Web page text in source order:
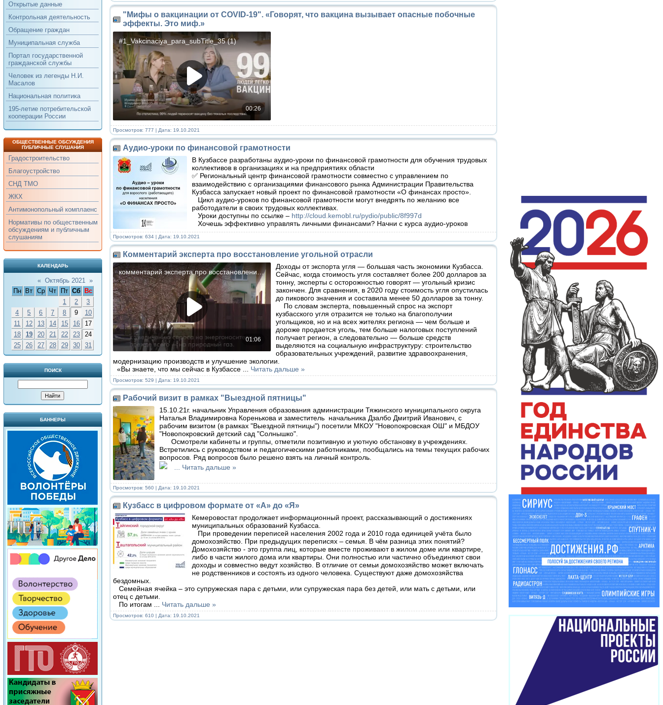
Открытые данные
Контрольная деятельность
Обращение граждан
Муниципальная служба
Портал государственной
гражданской службы
Человек из легенды Н.И.
Масалов
Национальная политика
195-летие потребительской
кооперации России
ОБЩЕСТВЕННЫЕ ОБСУЖДЕНИЯ
ПУБЛИЧНЫЕ СЛУШАНИЯ
Градостроительство
Благоустройство
СНД ТМО
ЖКХ
Антимонопольный комплаенс
Нормативы по общественным
обсуждениям и публичным
слушаниям
КАЛЕНДАРЬ
« Октябрь 2021 »
Пн
Вт Ср Чт Пт Сб
Вс
1
2
3
4
5 6 7 8 9
10
11
12 13 14 15 16
17
18
19 20 21 22 23
24
25
26 27 28 29 30 31
ПОИСК
БАННЕРЫ
"Мифы о вакцинации от COVID-19". «Говорят, что вакцина вызывает опасные побочные
эффекты. Это миф.»
Просмотров: 777 | Дата: 19.10.2021
Аудио-уроки по финансовой грамотности
В Кузбассе разработаны аудио-уроки по финансовой грамотности для обучения трудовых
коллективов в организациях и на предприятиях области
✅ Региональный центр финансовой грамотности совместно с управлением по
взаимодействию с организациями финансового рынка Администрации Правительства
Кузбасса запускает новый проект по финансовой грамотности «О финансах просто».
Цикл аудио-уроков по финансовой грамотности могут внедрять по желанию все
работодатели в своих трудовых коллективах.
Уроки доступны по ссылке – http://cloud.kemobl.ru/pydio/public/8f997d
Хочешь эффективно управлять личными финансами? Начни с курса аудио-уроков
Просмотров: 634 | Дата: 19.10.2021
Комментарий эксперта про восстановление угольной отрасли
Доходы от экспорта угля — большая часть экономики Кузбасса.
Сейчас, когда стоимость угля составляет более 200 долларов за
тонну, эксперты с осторожностью говорят — угольный кризис
закончен. Для сравнения, в 2020 году стоимость угля опустилась
до пикового значения и составила менее 50 долларов за тонну.
По словам эксперта, повышенный спрос на экспорт
кузбасского угля отразится не только на благополучии
угольщиков, но и на всех жителях региона — чем больше и
дороже продается уголь, тем больше налоговых поступлений
получает регион, а следовательно — больше средств
выделяются на социальную инфраструктуру: строительство
образовательных учреждений, развитие здравоохранения,
модернизацию производств и улучшение экологии.
«Вы знаете, что мы сейчас в Кузбассе
Читать дальше »
Просмотров: 529 | Дата: 19.10.2021
Рабочий визит в рамках "Выездной пятницы"
15.10.21г. начальник Управления образования администрации Тяжинского муниципального округа
Наталья Владимировна Коренькова и заместитель начальника Дзалбо Дмитрий Иванович, с
рабочим визитом (в рамках "Выездной пятницы") посетили МКОУ "Новопокровская ОШ" и МБДОУ
"Новопокровский детский сад "Солнышко".
Осмотрели кабинеты и группы, отметили позитивную и уютную обстановку в учреждениях.
Встретились с руководством и педагогическими работниками, пообщались на темы текущих рабочих
вопросов. Ряд вопросов было решено взять на личный контроль.
Читать дальше »
Просмотров: 560 | Дата: 19.10.2021
Кузбасс в цифровом формате от «А» до «Я»
Кемеровостат продолжает информационный проект, рассказывающий о достижениях
муниципальных образований Кузбасса.
При проведении переписей населения 2002 года и 2010 года единицей учёта было
домохозяйство. При предыдущих переписях – семья. В чём разница этих понятий?
Домохозяйство - это группа лиц, которые вместе проживают в жилом доме или квартире,
либо в части жилого дома или квартиры. Они полностью или частично объединяют свои
доходы и совместно ведут хозяйство. В отличие от семьи домохозяйство может включать
не родственников и состоять из одного человека. Существуют даже домохозяйства
бездомных.
Семейная ячейка – это супружеская пара с детьми, или супружеская пара без детей, или мать с детьми, или
отец с детьми.
По итогам
Читать дальше »
Просмотров: 610 | Дата: 19.10.2021